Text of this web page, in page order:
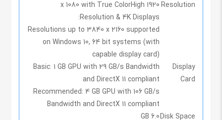
Resolution
1920 x 1080 with True Color
High
Resolution & 4K Displays:
Resolutions up to 3840 x 2160 supported
on Windows 10, 64 bit systems (with
capable display card)
Display
Card
Basic: 1 GB GPU with 29 GB/s Bandwidth
and DirectX 11 compliant
Recommended: 4 GB GPU with 106 GB/s
Bandwidth and DirectX 11 compliant
Disk Space
6.0 GB